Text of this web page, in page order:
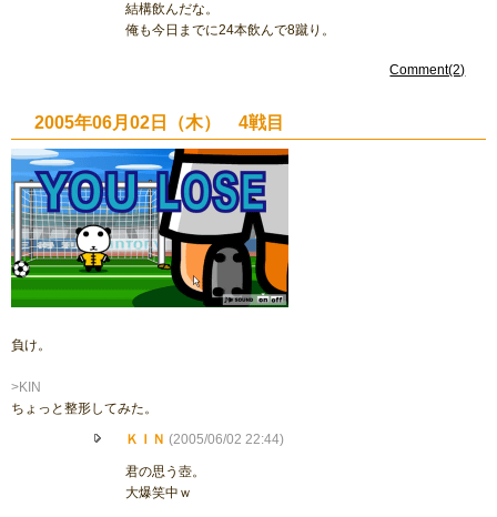
結構飲んだな。
俺も今日までに24本飲んで8蹴り。
Comment(2)
2005年06月02日（木） 4戦目
負け。
>KIN
ちょっと整形してみた。
ＫＩＮ (2005/06/02 22:44)
君の思う壺。
大爆笑中ｗ